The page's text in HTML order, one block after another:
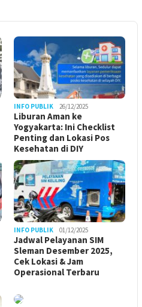
INFO PUBLIK 26/12/2025
Liburan Aman ke
Yogyakarta: Ini Checklist
Penting dan Lokasi Pos
Kesehatan di DIY
INFO PUBLIK 01/12/2025
Jadwal Pelayanan SIM
Sleman Desember 2025,
Cek Lokasi & Jam
Operasional Terbaru